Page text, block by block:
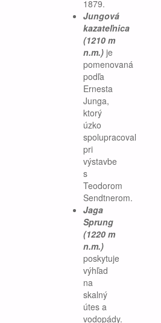
1879.
Jungová
kazateľnica
(1210 m
n.m.) je
pomenovaná
podľa
Ernesta
Junga,
ktorý
úzko
spolupracoval
pri
výstavbe
s
Teodorom
Sendtnerom.
Jaga
Sprung
(1220 m
n.m.)
poskytuje
výhľad
na
skalný
útes a
vodopády.